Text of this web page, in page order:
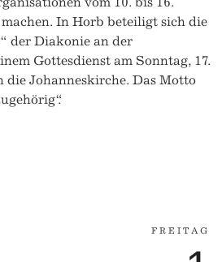
In Horb beteiligt sich die
der Diakonie an der
Gottesdienst am Sonntag, 17.
die Johanneskirche. Das Motto
FREITAG